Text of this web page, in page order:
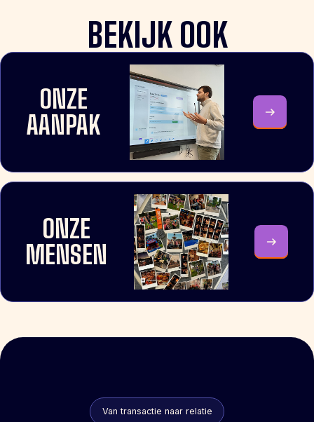
BEKIJK OOK
ONZE
AANPAK
ONZE
MENSEN
Van transactie naar relatie